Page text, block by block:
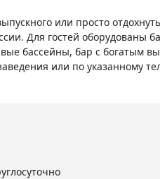
или просто
Для гостей оборудованы
бассейны, бар с богатым
или по указанному